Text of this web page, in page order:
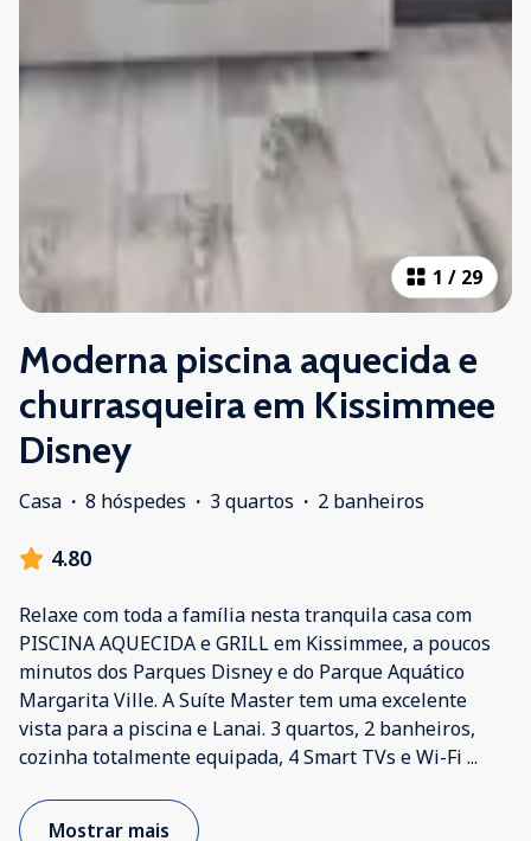
1 / 29
Moderna piscina aquecida e
churrasqueira em Kissimmee
Disney
Casa · 8 hóspedes · 3 quartos · 2 banheiros
4.80
Relaxe com toda a família nesta tranquila casa com
PISCINA AQUECIDA e GRILL em Kissimmee, a poucos
minutos dos Parques Disney e do Parque Aquático
Margarita Ville. A Suíte Master tem uma excelente
vista para a piscina e Lanai. 3 quartos, 2 banheiros,
cozinha totalmente equipada, 4 Smart TVs e Wi-Fi ...
Mostrar mais